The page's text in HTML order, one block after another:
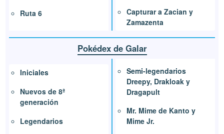
Ruta 6
Capturar a Zacian y
Zamazenta
Pokédex de Galar
Iniciales
Nuevos de 8ª
generación
Legendarios
Semi-legendarios
Dreepy, Drakloak y
Dragapult
Mr. Mime de Kanto y
Mime Jr.